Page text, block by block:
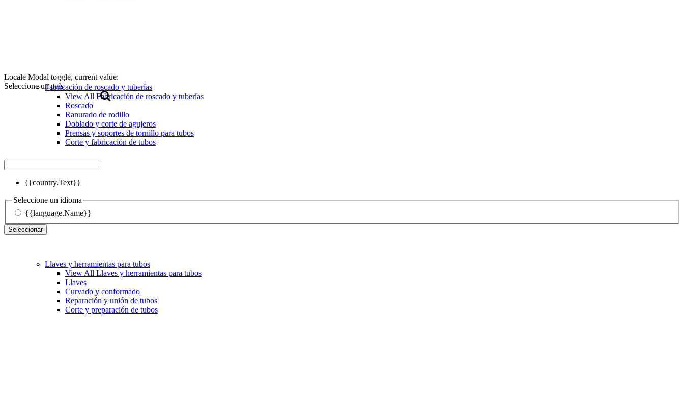
Locale Modal toggle, current value:
Seleccione un país
{{country.Text}}
Seleccione un idioma
{{language.Name}}
Seleccionar
Fabricación de roscado y tuberías
View All Fabricación de roscado y tuberías
Roscado
Ranurado de rodillo
Doblado y corte de agujeros
Prensas y soportes de tornillo para tubos
Corte y fabricación de tubos
Llaves y herramientas para tubos
View All Llaves y herramientas para tubos
Llaves
Curvado y conformado
Reparación y unión de tubos
Corte y preparación de tubos